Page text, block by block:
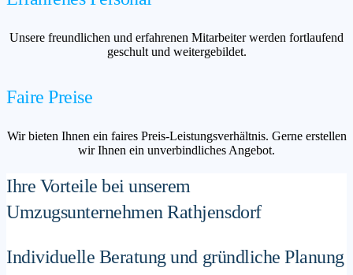
Unsere freundlichen und erfahrenen Mitarbeiter werden fortlaufend
geschult und weitergebildet.
Faire Preise
Wir bieten Ihnen ein faires Preis-Leistungsverhältnis. Gerne erstellen
wir Ihnen ein unverbindliches Angebot.
Ihre Vorteile bei unserem
Umzugsunternehmen Rathjensdorf
Individuelle Beratung und gründliche Planung